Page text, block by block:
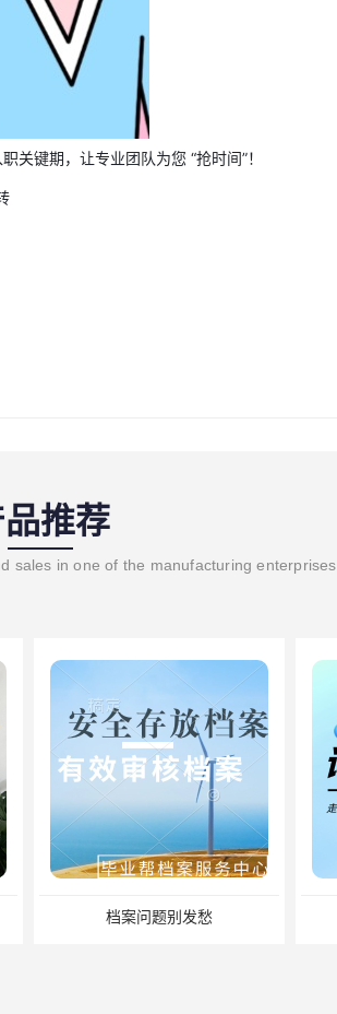
关键期，让专业团队为您 “抢时间”！
推荐
sales in one of the manufacturing enterprises